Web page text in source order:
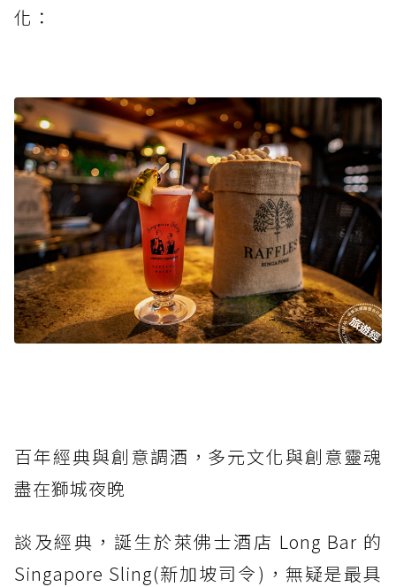
化：
百年經典與創意調酒，多元文化與創意靈魂
盡在獅城夜晚
談及經典，誕生於萊佛士酒店 Long Bar 的
Singapore Sling(新加坡司令)，無疑是最具